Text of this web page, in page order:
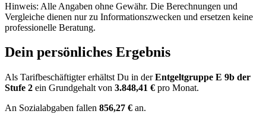
Hinweis: Alle Angaben ohne Gewähr. Die Berechnungen und
Vergleiche dienen nur zu Informationszwecken und ersetzen keine
professionelle Beratung.
Dein persönliches Ergebnis
Als Tarifbeschäftigter erhältst Du in derEntgeltgruppe E 9b der
Stufe 2 ein Grundgehalt von 3.848,41 € pro Monat.
An Sozialabgaben fallen 856,27 € an.